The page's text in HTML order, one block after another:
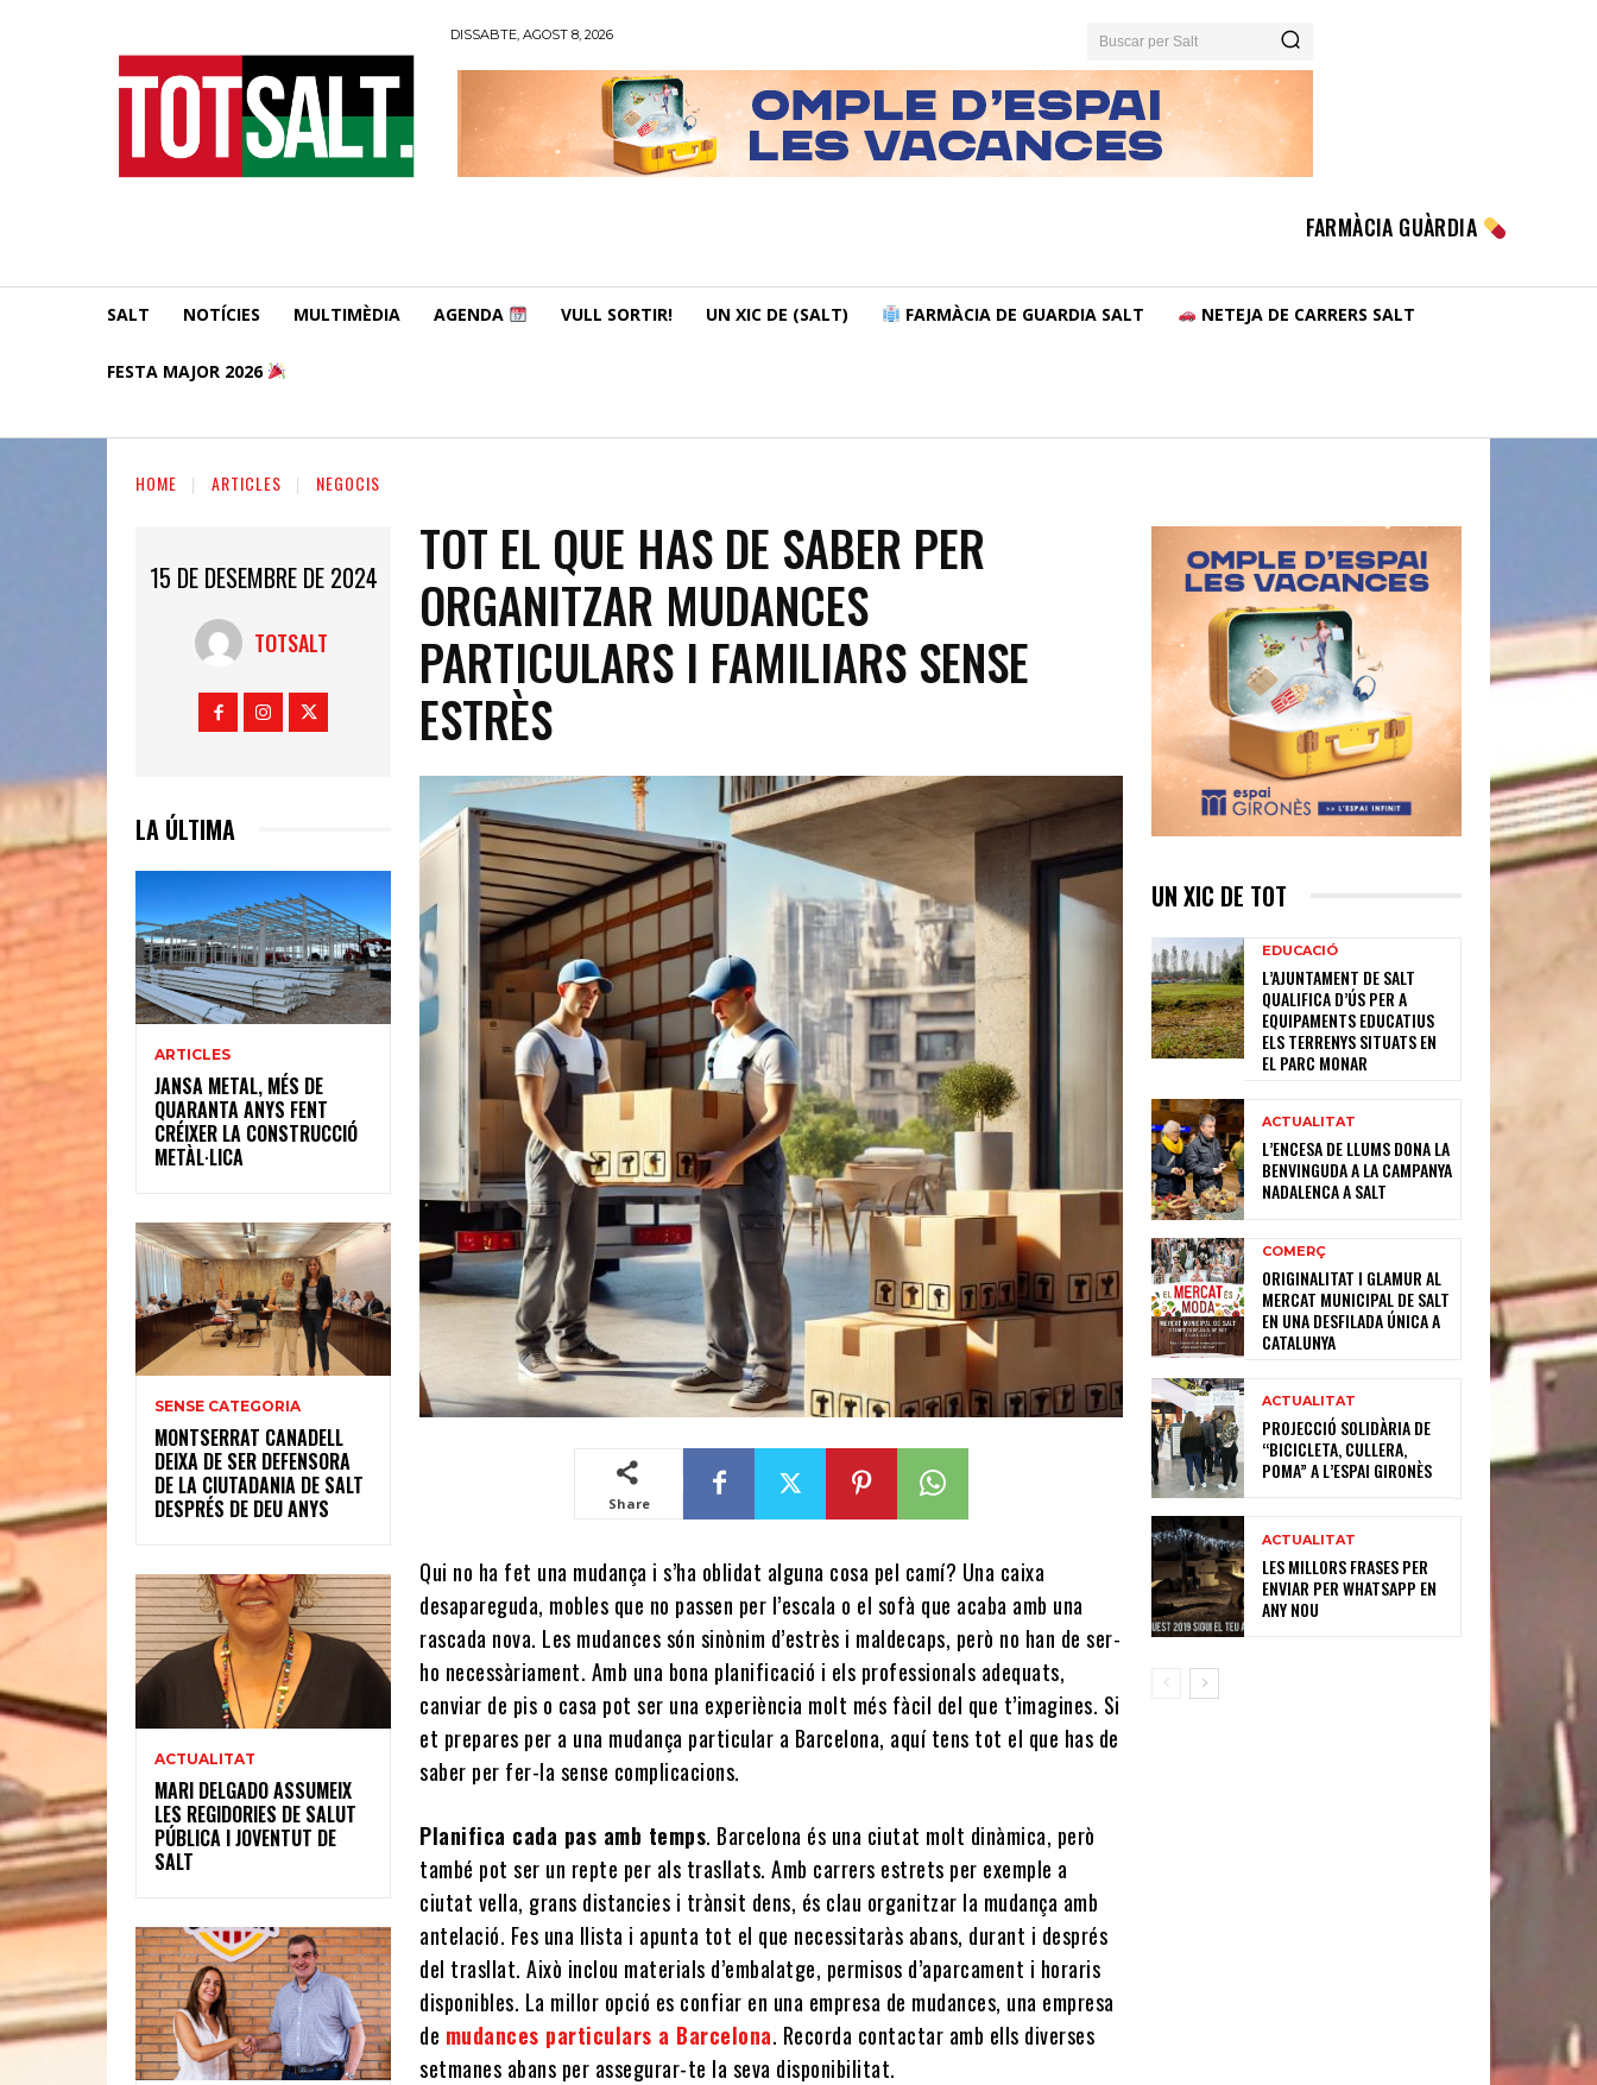
DISSABTE, AGOST 8, 2026 Buscar per Salt
FARMÀCIA GUÀRDIA
SALT NOTÍCIES MULTIMÈDIA AGENDA VULL SORTIR! UN XIC DE (SALT) FARMÀCIA DE GUARDIA SALT NETEJA DE CARRERS SALT
FESTA MAJOR 2026
HOME ARTICLES NEGOCIS
15 DE DESEMBRE DE 2024
TOTSALT
LA ÚLTIMA
ARTICLES
JANSA METAL, MÉS DE
QUARANTA ANYS FENT
CRÉIXER LA CONSTRUCCIÓ
METÀL·LICA
SENSE CATEGORIA
MONTSERRAT CANADELL
DEIXA DE SER DEFENSORA
DE LA CIUTADANIA DE SALT
DESPRÉS DE DEU ANYS
ACTUALITAT
MARI DELGADO ASSUMEIX
LES REGIDORIES DE SALUT
PÚBLICA I JOVENTUT DE
SALT
TOT EL QUE HAS DE SABER PER
ORGANITZAR MUDANCES
PARTICULARS I FAMILIARS SENSE
ESTRÈS
Share
Qui no ha fet una mudança i s’ha oblidat alguna cosa pel camí? Una caixa
desapareguda, mobles que no passen per l’escala o el sofà que acaba amb una
rascada nova. Les mudances són sinònim d’estrès i maldecaps, però no han de ser-
ho necessàriament. Amb una bona planificació i els professionals adequats,
canviar de pis o casa pot ser una experiència molt més fàcil del que t’imagines. Si
et prepares per a una mudança particular a Barcelona, aquí tens tot el que has de
saber per fer-la sense complicacions.
Planifica cada pas amb temps. Barcelona és una ciutat molt dinàmica, però
també pot ser un repte per als trasllats. Amb carrers estrets per exemple a
ciutat vella, grans distancies i trànsit dens, és clau organitzar la mudança amb
antelació. Fes una llista i apunta tot el que necessitaràs abans, durant i després
del trasllat. Això inclou materials d’embalatge, permisos d’aparcament i horaris
disponibles. La millor opció es confiar en una empresa de mudances, una empresa
de mudances particulars a Barcelona. Recorda contactar amb ells diverses
setmanes abans per assegurar-te la seva disponibilitat.
UN XIC DE TOT
EDUCACIÓ
L’AJUNTAMENT DE SALT
QUALIFICA D’ÚS PER A
EQUIPAMENTS EDUCATIUS
ELS TERRENYS SITUATS EN
EL PARC MONAR
ACTUALITAT
L’ENCESA DE LLUMS DONA LA
BENVINGUDA A LA CAMPANYA
NADALENCA A SALT
COMERÇ
ORIGINALITAT I GLAMUR AL
MERCAT MUNICIPAL DE SALT
EN UNA DESFILADA ÚNICA A
CATALUNYA
ACTUALITAT
PROJECCIÓ SOLIDÀRIA DE
“BICICLETA, CULLERA,
POMA” A L’ESPAI GIRONÈS
ACTUALITAT
LES MILLORS FRASES PER
ENVIAR PER WHATSAPP EN
ANY NOU